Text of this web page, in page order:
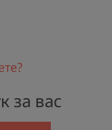
за вас